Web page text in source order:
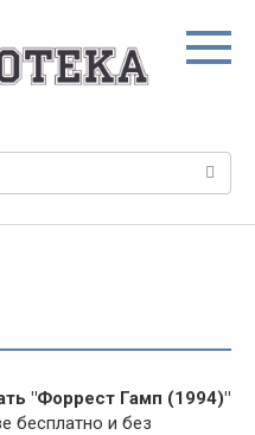
"Форрест Гамп (1994)"
бесплатно и без